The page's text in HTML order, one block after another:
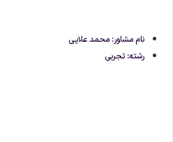
نام مشاور: محمد علایی
رشته: تجربی